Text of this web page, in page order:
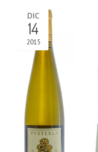
PORTFOLIO
SERVIZI
NEWS
CONTATTAMI
DIC
14
2015